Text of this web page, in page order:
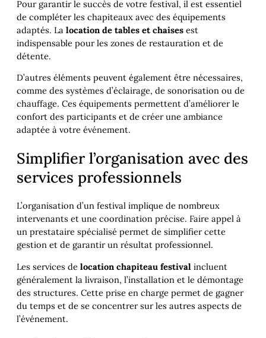
Pour garantir le succès de votre festival, il est essentiel
de compléter les chapiteaux avec des équipements
adaptés. La location de tables et chaises est
indispensable pour les zones de restauration et de
détente.
D’autres éléments peuvent également être nécessaires,
comme des systèmes d’éclairage, de sonorisation ou de
chauffage. Ces équipements permettent d’améliorer le
confort des participants et de créer une ambiance
adaptée à votre événement.
Simplifier l’organisation avec des
services professionnels
L’organisation d’un festival implique de nombreux
intervenants et une coordination précise. Faire appel à
un prestataire spécialisé permet de simplifier cette
gestion et de garantir un résultat professionnel.
Les services de location chapiteau festival incluent
généralement la livraison, l’installation et le démontage
des structures. Cette prise en charge permet de gagner
du temps et de se concentrer sur les autres aspects de
l’événement.